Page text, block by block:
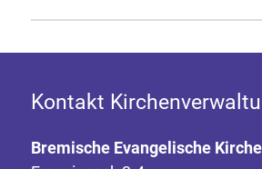
Kontakt
Bremische Evangelische Kirche